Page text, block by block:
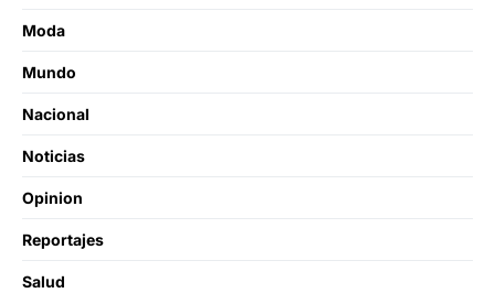
Moda
Mundo
Nacional
Noticias
Opinion
Reportajes
Salud